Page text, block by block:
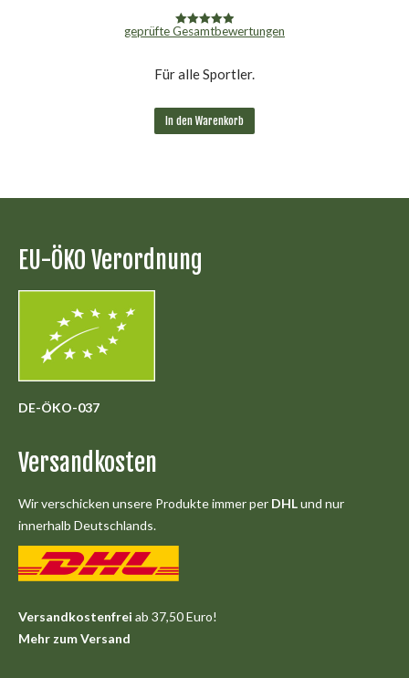
Bewertet mit
geprüfte Gesamtbewertungen
Für alle Sportler.
In den Warenkorb
EU-ÖKO Verordnung
DE-ÖKO-037
Versandkosten
Wir verschicken unsere Produkte immer per DHLund nur
innerhalb Deutschlands.
Versandkostenfrei ab 37,50 Euro!
Mehr zum Versand